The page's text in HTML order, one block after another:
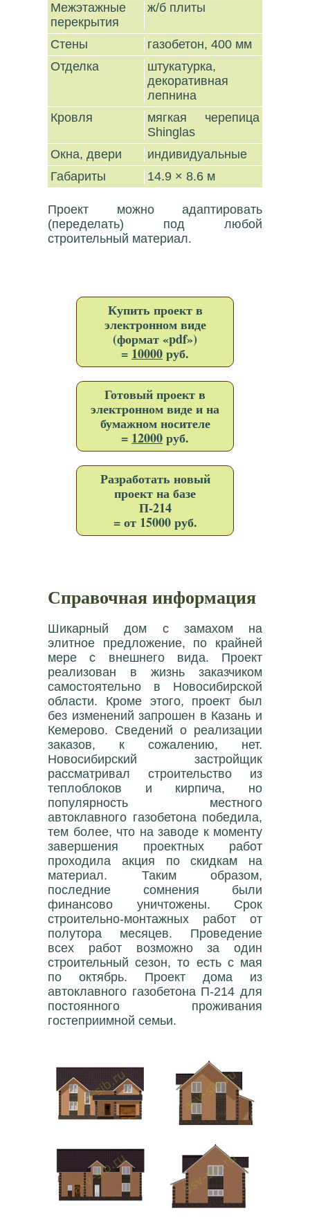
Межэтажные
перекрытия
ж/б плиты
Стены
газобетон, 400 мм
Отделка
штукатурка,
декоративная
лепнина
Кровля
мягкая черепица
Shinglas
Окна, двери
индивидуальные
Габариты
14.9 × 8.6 м
Проект можно адаптировать
(переделать) под любой
строительный материал.
Купить проект в
электронном виде
(формат «pdf»)
= 10000руб.
Готовый проект в
электронном виде и на
бумажном носителе
= 12000руб.
Разработать новый
проект на базе
П-214
= от 15000 руб.
Справочная информация
Шикарный дом с замахом на
элитное предложение, по крайней
мере с внешнего вида. Проект
реализован в жизнь заказчиком
самостоятельно в Новосибирской
области. Кроме этого, проект был
без изменений запрошен в Казань и
Кемерово. Сведений о реализации
заказов, к сожалению, нет.
Новосибирский застройщик
рассматривал строительство из
теплоблоков и кирпича, но
популярность местного
автоклавного газобетона победила,
тем более, что на заводе к моменту
завершения проектных работ
проходила акция по скидкам на
материал. Таким образом,
последние сомнения были
финансово уничтожены. Срок
строительно-монтажных работ от
полутора месяцев. Проведение
всех работ возможно за один
строительный сезон, то есть с мая
по октябрь. Проект дома из
автоклавного газобетона П-214 для
постоянного проживания
гостеприимной семьи.